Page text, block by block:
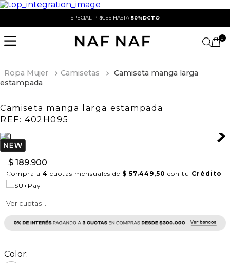
SPECIAL PRICES HASTA 50%DCTO
0
Ropa Mujer Camisetas
Camiseta manga larga
estampada
Camiseta manga larga estampada
REF: 402H095
$ 189.900
Compra a 4 cuotas mensuales de $ 57.449,50 con tu Crédito
Ver cuotas ...